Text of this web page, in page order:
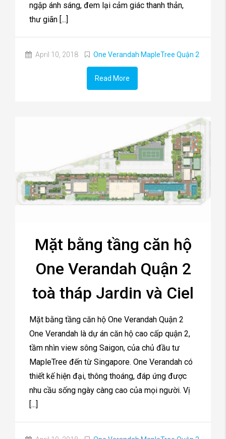
ngập ánh sáng, đem lại cảm giác thanh thản,
thư giãn [...]
April 10, 2018 One Verandah MapleTree Quận 2
Read More
Mặt bằng tầng căn hộ
One Verandah Quận 2
toà tháp Jardin và Ciel
Mặt bằng tầng căn hộ One Verandah Quận 2
One Verandah là dự án căn hộ cao cấp quận 2,
tầm nhìn view sông Saigon, của chủ đầu tư
MapleTree đến từ Singapore. One Verandah có
thiết kế hiện đại, thông thoáng, đáp ứng được
nhu cầu sống ngày càng cao của mọi người. Vị
[...]